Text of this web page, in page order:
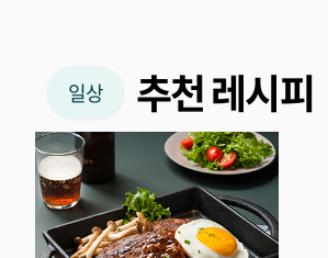
일상 추천 레시피